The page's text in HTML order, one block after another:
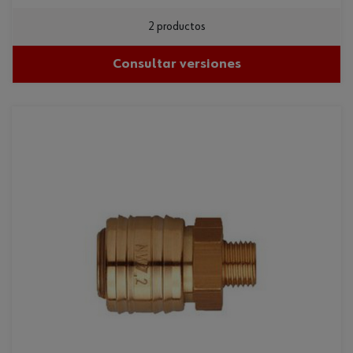
2 productos
Consultar versiones